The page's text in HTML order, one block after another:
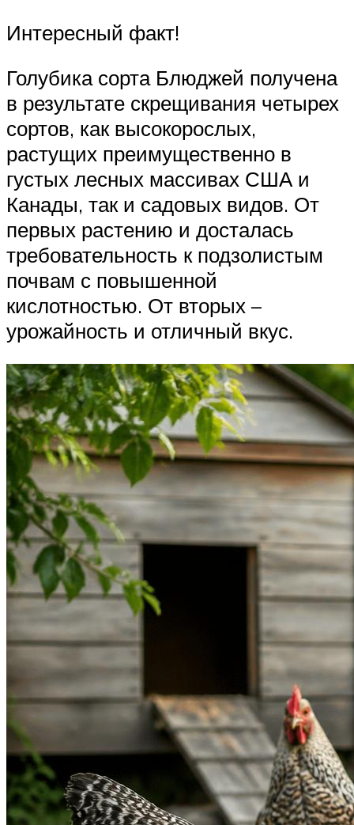
Интересный факт!
Голубика сорта Блюджей получена
в результате скрещивания четырех
сортов, как высокорослых,
растущих преимущественно в
густых лесных массивах США и
Канады, так и садовых видов. От
первых растению и досталась
требовательность к подзолистым
почвам с повышенной
кислотностью. От вторых –
урожайность и отличный вкус.